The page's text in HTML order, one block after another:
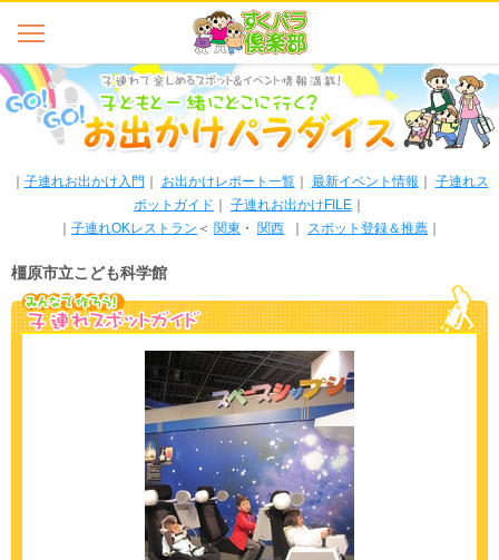
子連れお出かけ入門 お出かけレポート一覧｜ 最新イベント情報
子連れス
ポットガイド
子連れお出かけFILE
子連れOKレストラン ＜ 関東 ・ 関西 スポット登録＆推薦
橿原市立こども科学館